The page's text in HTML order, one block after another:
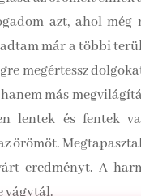
azt, ahol
már a többi
megértessz
más
lentek és fentek
örömöt.
eredményt. A